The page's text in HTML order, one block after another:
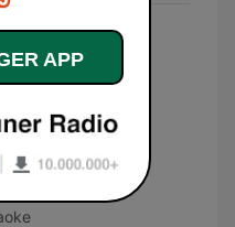
jours
Popular By
Version]
APP